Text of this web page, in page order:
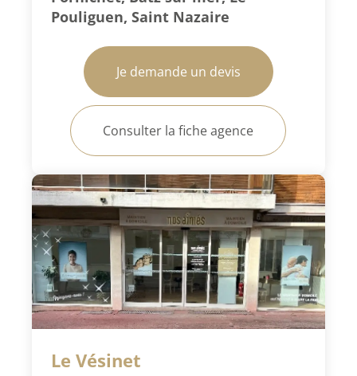
Pouliguen, Saint Nazaire
Je demande un devis
Consulter la fiche agence
Le Vésinet